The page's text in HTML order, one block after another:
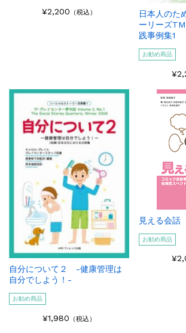
¥2,200 （税込）
日本人のた
ーリーズ
践事例集1
お勧め商品
自分について２ -健康管理は
自分でしよう！-
お勧め商品
¥1,980 （税込）
見える会話
お勧め商品